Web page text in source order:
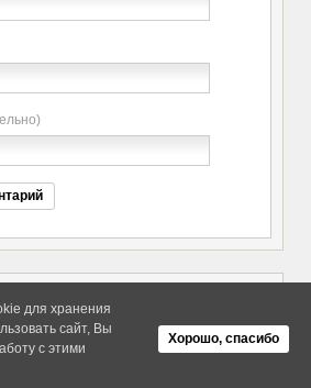
Об Arras WordPress Theme
для хранения
сайт, Вы
с этими
Хорошо, спасибо